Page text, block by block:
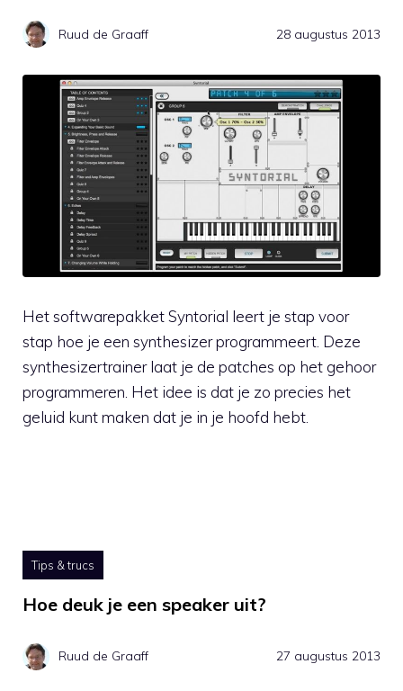
Ruud de Graaff 28 augustus 2013
Het softwarepakket Syntorial leert je stap voor
stap hoe je een synthesizer programmeert. Deze
synthesizertrainer laat je de patches op het gehoor
programmeren. Het idee is dat je zo precies het
geluid kunt maken dat je in je hoofd hebt.
Tips & trucs
Hoe deuk je een speaker uit?
Ruud de Graaff 27 augustus 2013